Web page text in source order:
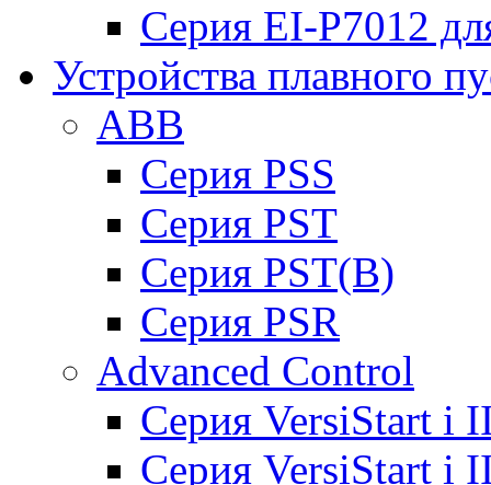
Серия EI-P7012
Устройства плавного
ABB
Cерия PSS
Cерия PST
Cерия PST(B)
Серия PSR
Advanced Control
Cерия VersiStart i
Cерия VersiStart i